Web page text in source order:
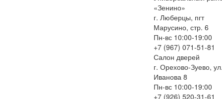
«Зенино»
г. Люберцы, пгт
Марусино, стр. 6
Пн-вс 10:00-19:00
+7 (967) 071-51-81
Салон дверей
г. Орехово-Зуево,
Иванова 8
Пн-вс 10:00-19:00
+7 (926) 520-31-61